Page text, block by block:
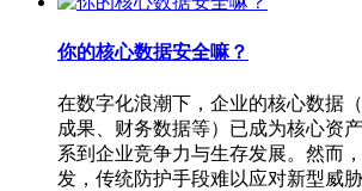
你的核心数据安全嘛？
在数字化浪潮下，企业的核心数据
成果、财务数据等）已成为核心资
系到企业竞争力与生存发展。然而
发，传统防护手段难以应对新型威